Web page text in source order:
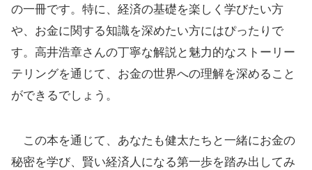
の一冊です。特に、経済の基礎を楽しく学びたい方
や、お金に関する知識を深めたい方にはぴったりで
す。高井浩章さんの丁寧な解説と魅力的なストーリー
テリングを通じて、お金の世界への理解を深めること
ができるでしょう。
この本を通じて、あなたも健太たちと一緒にお金の
秘密を学び、賢い経済人になる第一歩を踏み出してみ